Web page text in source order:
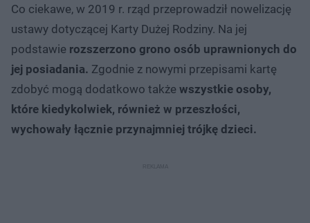
Co ciekawe, w 2019 r. rząd przeprowadził nowelizację
ustawy dotyczącej Karty Dużej Rodziny. Na jej
podstawie rozszerzono grono osób uprawnionych do
jej posiadania. Zgodnie z nowymi przepisami kartę
zdobyć mogą dodatkowo także wszystkie osoby,
które kiedykolwiek, również w przeszłości,
wychowały łącznie przynajmniej trójkę dzieci.